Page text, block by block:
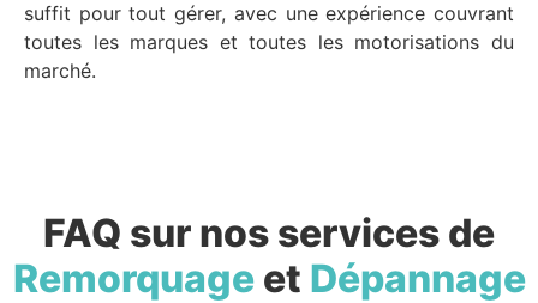
suffit pour tout gérer, avec une expérience couvrant
toutes les marques et toutes les motorisations du
marché.
FAQ sur nos services de
Remorquageet Dépannage